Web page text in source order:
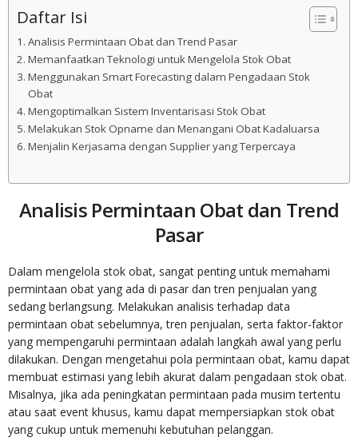
Daftar Isi
Analisis Permintaan Obat dan Trend Pasar
Memanfaatkan Teknologi untuk Mengelola Stok Obat
Menggunakan Smart Forecasting dalam Pengadaan Stok
Obat
Mengoptimalkan Sistem Inventarisasi Stok Obat
Melakukan Stok Opname dan Menangani Obat Kadaluarsa
Menjalin Kerjasama dengan Supplier yang Terpercaya
Analisis Permintaan Obat dan Trend
Pasar
Dalam mengelola stok obat, sangat penting untuk memahami
permintaan obat yang ada di pasar dan tren penjualan yang
sedang berlangsung. Melakukan analisis terhadap data
permintaan obat sebelumnya, tren penjualan, serta faktor-faktor
yang mempengaruhi permintaan adalah langkah awal yang perlu
dilakukan. Dengan mengetahui pola permintaan obat, kamu dapat
membuat estimasi yang lebih akurat dalam pengadaan stok obat.
Misalnya, jika ada peningkatan permintaan pada musim tertentu
atau saat event khusus, kamu dapat mempersiapkan stok obat
yang cukup untuk memenuhi kebutuhan pelanggan.